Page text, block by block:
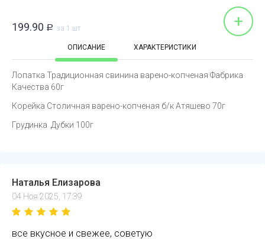
199.90 Р за 1 шт +
ОПИСАНИЕ ХАРАКТЕРИСТИКИ
Лопатка Традиционная свинина варено-копченая Фабрика
Качества 60г
Корейка Столичная варено-копченая б/к Атяшево 70г
Грудинка Дубки 100г
Наталья Елизарова
04 Ноя 2025, 17:39
все вкусное и свежее, советую